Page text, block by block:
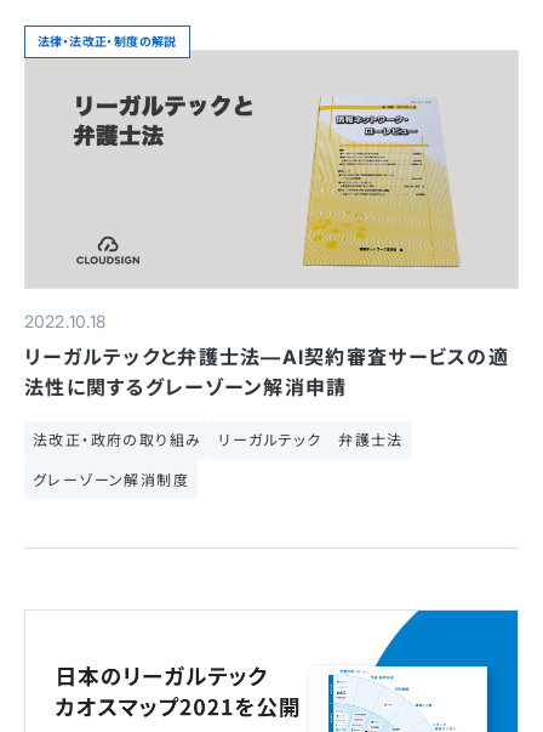
法律・法改正・制度の解説
2022.10.18
リーガルテックと弁護士法—AI契約審査サービスの適
法性に関するグレーゾーン解消申請
法改正・政府の取り組み リーガルテック 弁護士法
グレーゾーン解消制度